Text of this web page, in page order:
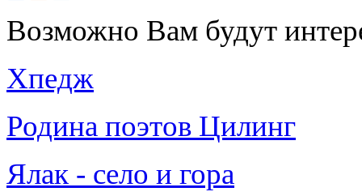
Возможно Вам будут
Хпедж
Родина поэтов Цилинг
Ялак - село и гора